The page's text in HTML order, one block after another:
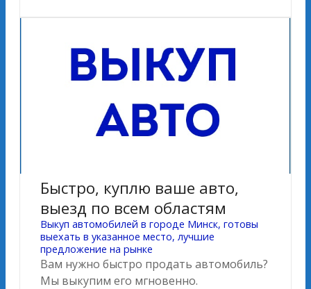
Быстро, куплю ваше авто,
выезд по всем областям
Выкуп автомобилей в городе Минск, готовы
выехать в указанное место, лучшие
предложение на рынке
Вам нужно быстро продать автомобиль?
Мы выкупим его мгновенно.